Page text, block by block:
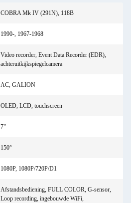
COBRA Mk IV (291N), 118B
1990-, 1967-1968
Video recorder, Event Data Recorder (EDR),
achteruitkijkspiegelcamera
AC, GALION
OLED, LCD, touchscreen
7"
150°
1080P, 1080P/720P/D1
Afstandsbediening, FULL COLOR, G-sensor,
Loop recording, ingebouwde WiFi,